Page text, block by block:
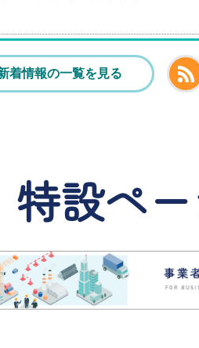
札分1件）を公告しました。
下館地区文化祭に展示する作品
業 実施報告書の公開について
着情報の一覧を見る
特設ペ
子育て応援サイト